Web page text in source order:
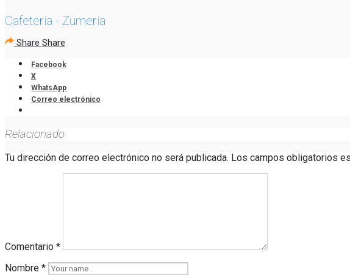
Cafetería - Zumería
Share Share
Facebook
X
WhatsApp
Correo electrónico
Relacionado
Tu dirección de correo electrónico no será publicada. Los campos obligatorios
Comentario *
Nombre *